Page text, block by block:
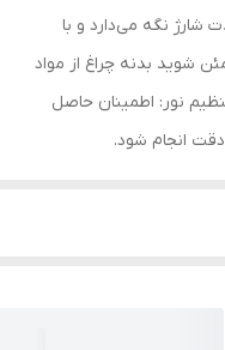
شارژ نگه می‌دارد و با
شوید بدنه چراغ از مواد
نور: اطمینان حاصل
انجام شود.